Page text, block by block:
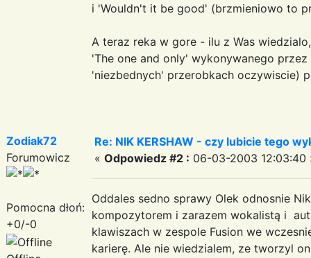
i 'Wouldn't it be good' (brzmieniowo to
A teraz reka w gore - ilu z Was
'The one and only' wykonywanego
'niezbednych' przerobkach oczywiscie)
Zodiak72
Forumowicz
Pomocna dłoń:
+0/-0
Re: NIK KERSHAW - czy lubicie tego
« Odpowiedz #2 : 06-03-2003 12:03:40
Oddales sedno sprawy Olek odnosnie
kompozytorem i zarazem wokalistą i
klawiszach w zespole Fusion we
karierę. Ale nie wiedzialem, ze tworzyl